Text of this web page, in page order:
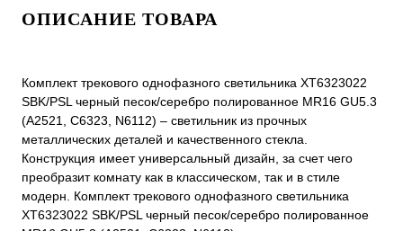
ОПИСАНИЕ ТОВАРА
Комплект трекового однофазного светильника XT6323022
SBK/PSL черный песок/серебро полированное MR16 GU5.3
(A2521, C6323, N6112) – светильник из прочных
металлических деталей и качественного стекла.
Конструкция имеет универсальный дизайн, за счет чего
преобразит комнату как в классическом, так и в стиле
модерн. Комплект трекового однофазного светильника
XT6323022 SBK/PSL черный песок/серебро полированное